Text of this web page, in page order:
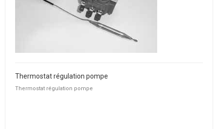
Thermostat régulation pompe
Thermostat régulation pompe